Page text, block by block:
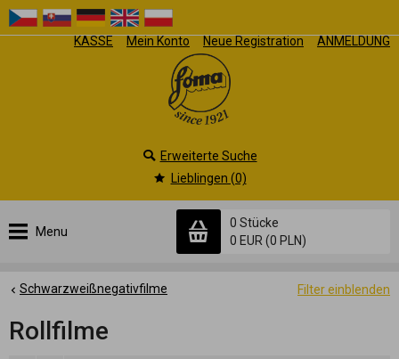
KASSE Mein Konto Neue Registration ANMELDUNG
Menu
0 Stücke
0 EUR (0 PLN)
Erweiterte Suche
Lieblingen (0)
Filter einblenden
Schwarzweißnegativfilme
Rollfilme